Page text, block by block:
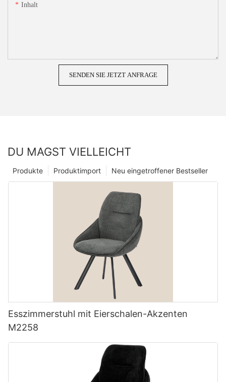
Inhalt
SENDEN SIE JETZT ANFRAGE
DU MAGST VIELLEICHT
Neu eingetroffener Bestseller
Produktimport
Produkte
Esszimmerstuhl mit Eierschalen-Akzenten
M2258